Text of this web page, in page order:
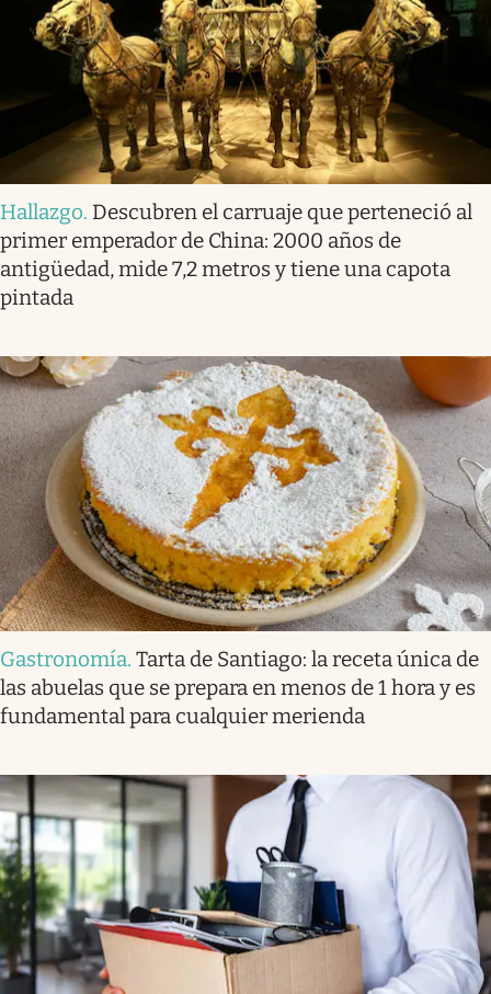
Hallazgo. Descubren el carruaje que perteneció al
primer emperador de China: 2000 años de
antigüedad, mide 7,2 metros y tiene una capota
pintada
Gastronomía. Tarta de Santiago: la receta única de
las abuelas que se prepara en menos de 1 hora y es
fundamental para cualquier merienda